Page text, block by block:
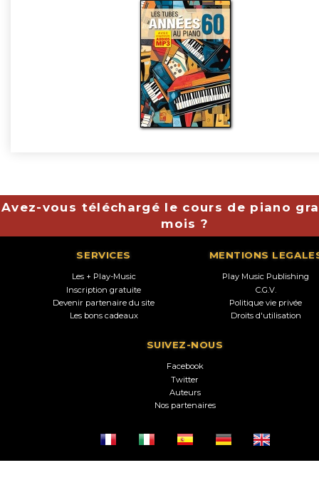
Avez-vous téléchargé le cours de piano
mois ?
SERVICES
Les + Play-Music
Inscription gratuite
Devenir partenaire du site
Les bons cadeaux
MENTIONS
Play Music Publishing
C.G.V.
Politique vie privée
Droits d'utilisation
SUIVEZ-NOUS
Facebook
Twitter
Auteurs
Nos partenaires